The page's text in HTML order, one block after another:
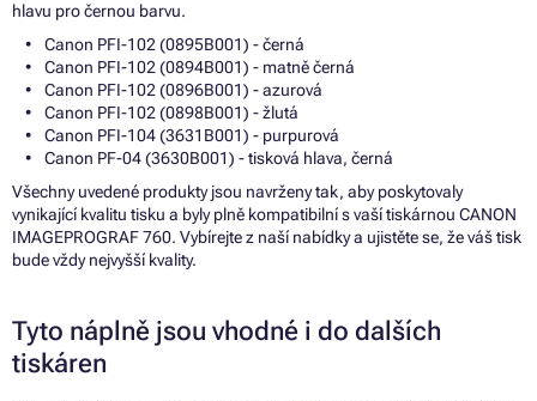
hlavu pro černou barvu.
Canon PFI-102 (0895B001) - černá
Canon PFI-102 (0894B001) - matně černá
Canon PFI-102 (0896B001) - azurová
Canon PFI-102 (0898B001) - žlutá
Canon PFI-104 (3631B001) - purpurová
Canon PF-04 (3630B001) - tisková hlava, černá
Všechny uvedené produkty jsou navrženy tak, aby poskytovaly
vynikající kvalitu tisku a byly plně kompatibilní s vaší tiskárnou CANON
IMAGEPROGRAF 760. Vybírejte z naší nabídky a ujistěte se, že váš tisk
bude vždy nejvyšší kvality.
Tyto náplně jsou vhodné i do dalších
tiskáren